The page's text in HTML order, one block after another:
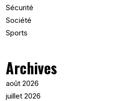
Sécurité
Société
Sports
Archives
août 2026
juillet 2026